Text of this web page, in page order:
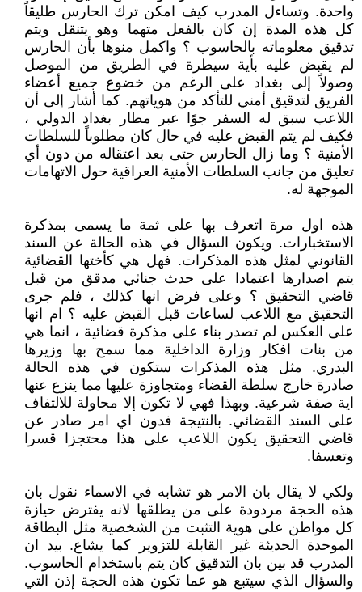
واحدة. وتساءل المدرب كيف امكن ترك الحارس طليقاً
كل هذه المدة إن كان بالفعل متهما وهو يتنقل ويتم
تدقيق معلوماته بالحاسوب ؟ واكمل منوها بأن الحارس
لم يقبض عليه بأية سيطرة في الطريق من الموصل
وصولاً إلى بغداد على الرغم من خضوع جميع أعضاء
الفريق لتدقيق أمني للتأكد من هوياتهم. كما أشار إلى أن
اللاعب سبق له السفر جوًا عبر مطار بغداد الدولي ،
فكيف لم يتم القبض عليه في حال كان مطلوباً للسلطات
الأمنية ؟ وما زال الحارس حتى بعد اعتقاله من دون أي
تعليق من جانب السلطات الأمنية العراقية حول الاتهامات
الموجهة له.
هذه اول مرة اتعرف بها على ثمة ما يسمى بمذكرة
الاستخبارات. ويكون السؤال في هذه الحالة عن السند
القانوني لمثل هذه المذكرات. فهل هي كأختها القضائية
يتم اصدارها اعتمادا على حدث جنائي مدقق من قبل
قاضي التحقيق ؟ وعلى فرض انها كذلك ، فلم جرى
التحقيق مع اللاعب لساعات قبل القبض عليه ؟ ام انها
على العكس لم تصدر بناء على مذكرة قضائية ، انما هي
من بنات افكار وزارة الداخلية مما سمح بها وزيرها
البدري. مثل هذه المذكرات ستكون في هذه الحالة
صادرة خارج سلطة القضاء ومتجاوزة عليها مما ينزع عنها
اية صفة شرعية. وبهذا فهي لا تكون إلا محاولة للالتفاف
على السند القضائي. بالنتيجة فدون اي امر صادر عن
قاضي التحقيق يكون اللاعب على هذا محتجزا قسرا
وتعسفا.
ولكي لا يقال بان الامر هو تشابه في الاسماء نقول بان
هذه الحجة مردودة على من يطلقها لانه يفترض حيازة
كل مواطن على هوية التثبت من الشخصية مثل البطاقة
الموحدة الحديثة غير القابلة للتزوير كما يشاع. بيد ان
المدرب قد بين بان التدقيق كان يتم باستخدام الحاسوب.
والسؤال الذي سيتبع هو عما تكون هذه الحجة إذن التي